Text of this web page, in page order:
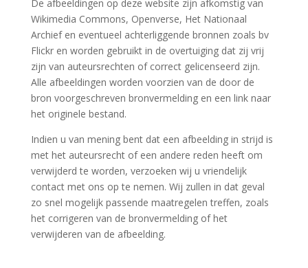
De afbeeldingen op deze website zijn afkomstig van
Wikimedia Commons, Openverse, Het Nationaal
Archief en eventueel achterliggende bronnen zoals bv
Flickr en worden gebruikt in de overtuiging dat zij vrij
zijn van auteursrechten of correct gelicenseerd zijn.
Alle afbeeldingen worden voorzien van de door de
bron voorgeschreven bronvermelding en een link naar
het originele bestand.
Indien u van mening bent dat een afbeelding in strijd is
met het auteursrecht of een andere reden heeft om
verwijderd te worden, verzoeken wij u vriendelijk
contact met ons op te nemen. Wij zullen in dat geval
zo snel mogelijk passende maatregelen treffen, zoals
het corrigeren van de bronvermelding of het
verwijderen van de afbeelding.